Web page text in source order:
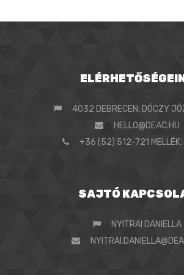
4032 DEBRECEN, DÓCZY
HELLO@DEAC.HU
+36 (52) 512-721
SAJTÓ
NYITRAI DANIELLA